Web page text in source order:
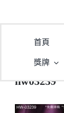
首頁
獎牌
hw03239